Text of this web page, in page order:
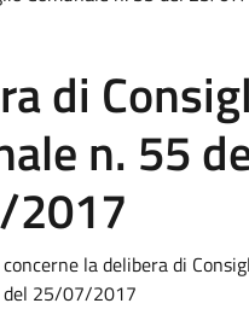
di
n. 55
la delibera di
del 25/07/2017